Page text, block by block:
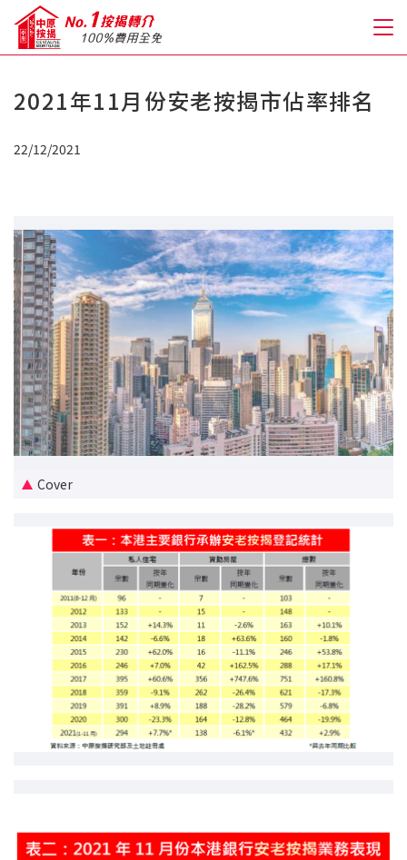
關於我們
免費房貸轉介服務
免費開戶轉介服務
私人貸款
優惠禮遇
新盤優越按揭優惠
中原按揭標籤優惠
按揭計算
轉按計算
置業預算
供款年期計算
印花稅計算
2021年11月份安老按揭市佔率排名
22/12/2021
Cover